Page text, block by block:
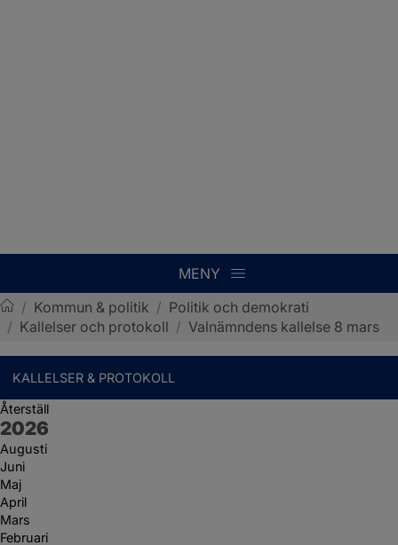
MENY
Sotenäs kommun
/ Kommun & politik / Politik och demokrati
/ Kallelser och protokoll / Valnämndens kallelse 8 mars
KALLELSER & PROTOKOLL
Återställ
År:
2026
Augusti
Juni
Maj
April
Mars
Februari